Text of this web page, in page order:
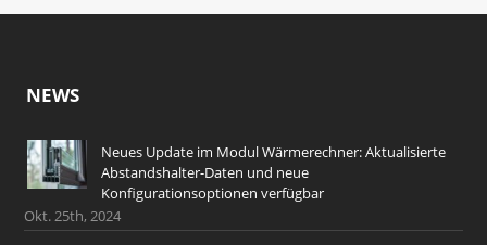
NEWS
Neues Update im Modul Wärmerechner: Aktualisierte
Abstandshalter-Daten und neue
Konfigurationsoptionen verfügbar
Okt. 25th, 2024